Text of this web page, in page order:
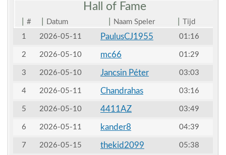
Hall of Fame
# Datum Naam Speler
Tijd
1
2026-05-11 PaulusCJ1955 01:16
2 2026-05-10 mc66 01:29
3 2026-05-10 Jancsin Péter 03:03
4 2026-05-11 Chandrahas 03:16
5 2026-05-10 4411AZ 03:49
6 2026-05-11 kander8 04:39
7 2026-05-15 thekid2099 05:38